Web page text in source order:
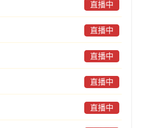
直播中
直播中
直播中
直播中
直播中